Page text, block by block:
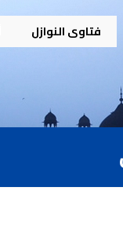
فتاوى النوازل